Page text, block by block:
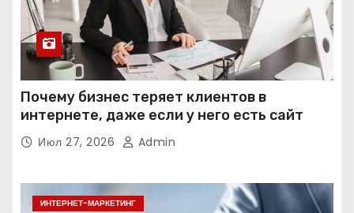
Почему бизнес теряет клиентов в
интернете, даже если у него есть сайт
Июл 27, 2026 Admin
ИНТЕРНЕТ-МАРКЕТИНГ